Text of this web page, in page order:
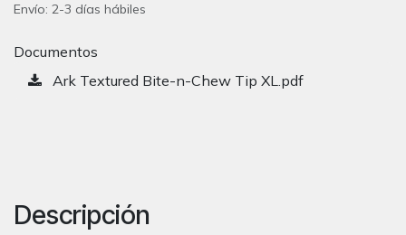
Envío: 2-3 días hábiles
Documentos
Ark Textured Bite-n-Chew Tip XL.pdf
Descripción